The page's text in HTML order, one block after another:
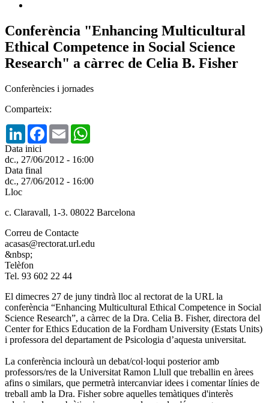
Conferència "Enhancing Multicultural
Ethical Competence in Social Science
Research" a càrrec de Celia B. Fisher
Conferències i jornades
Comparteix:
LinkedInFacebook
Email
Data inici
dc., 27/06/2012 - 16:00
Data final
dc., 27/06/2012 - 16:00
Lloc
c. Claravall, 1-3. 08022 Barcelona
Correu de Contacte
acasas@rectorat.url.edu
&nbsp;
Telèfon
Tel. 93 602 22 44
El dimecres 27 de juny tindrà lloc al rectorat de la URL la
conferència “Enhancing Multicultural Ethical Competence in Social
Science Research”, a càrrec de la Dra. Celia B. Fisher, directora del
Center for Ethics Education de la Fordham University (Estats Units)
i professora del departament de Psicologia d’aquesta universitat.
La conferència inclourà un debat/col·loqui posterior amb
professors/res de la Universitat Ramon Llull que treballin en àrees
afins o similars, que permetrà intercanviar idees i comentar línies de
treball amb la Dra. Fisher sobre aquelles temàtiques d'interès